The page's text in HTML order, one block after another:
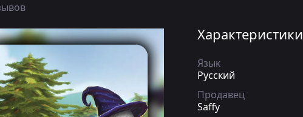
Характеристики
Язык
Русский
Продавец
Saffy